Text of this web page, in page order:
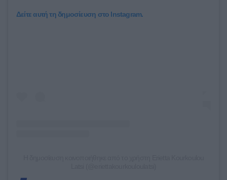
Δείτε αυτή τη δημοσίευση στο Instagram.